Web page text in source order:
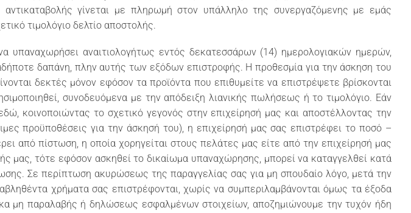
γίνεται με πληρωμή στον υπάλληλο της συνεργαζόμενης με εμάς
τιμολόγιο δελτίο αποστολής.
αναιτιολογήτως εντός δεκατεσσάρων (14) ημερολογιακών ημερών,
δαπάνη, πλην αυτής των εξόδων επιστροφής. Η προθεσμία για την άσκηση του
δεκτές μόνον εφόσον τα προϊόντα που επιθυμείτε να επιστρέψετε βρίσκονται
συνοδευόμενα με την απόδειξη λιανικής πωλήσεως ή το τιμολόγιο. Εάν
το σχετικό γεγονός στην επιχείρησή μας και αποστέλλοντας την
προϋποθέσεις για την άσκησή του), η επιχείρησή μας σας επιστρέφει το ποσό –
από πίστωση, η οποία χορηγείται στους πελάτες μας είτε από την επιχείρησή μας
μας, τότε εφόσον ασκηθεί το δικαίωμα υπαναχώρησης, μπορεί να καταγγελθεί κατά
Σε περίπτωση ακυρώσεως της παραγγελίας σας για μη σπουδαίο λόγο, μετά την
χρήματα σας επιστρέφονται, χωρίς να συμπεριλαμβάνονται όμως τα έξοδα
μη παραλαβής ή δηλώσεως εσφαλμένων στοιχείων, αποζημιώνουμε την τυχόν ήδη